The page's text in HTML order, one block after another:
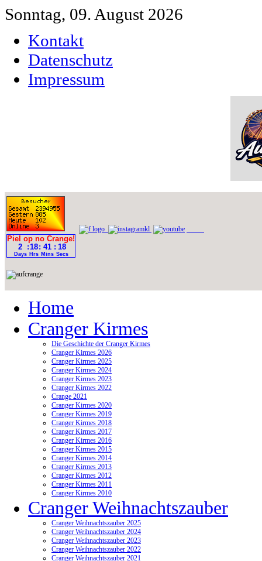
Sonntag, 09. August 2026
Kontakt
Datenschutz
Impressum
Home
Cranger Kirmes
Die Geschichte der Cranger Kirmes
Cranger Kirmes 2026
Cranger Kirmes 2025
Cranger Kirmes 2024
Cranger Kirmes 2023
Cranger Kirmes 2022
Crange 2021
Cranger Kirmes 2020
Cranger Kirmes 2019
Cranger Kirmes 2018
Cranger Kirmes 2017
Cranger Kirmes 2016
Cranger Kirmes 2015
Cranger Kirmes 2014
Cranger Kirmes 2013
Cranger Kirmes 2012
Cranger Kirmes 2011
Cranger Kirmes 2010
Cranger Weihnachtszauber
Cranger Weihnachtszauber 2025
Cranger Weihnachtszauber 2024
Cranger Weihnachtszauber 2023
Cranger Weihnachtszauber 2022
Cranger Weihnachtszauber 2021